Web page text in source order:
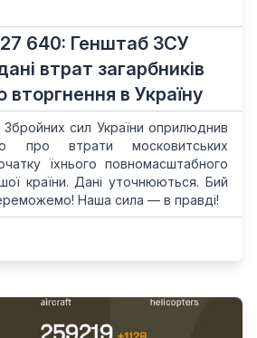
640: Генштаб ЗСУ
втрат загарбників
вторгнення в Україну
сил України оприлюднив
про втрати московитських
їхнього повномасштабного
країни. Дані уточнюються. Бий
Наша сила — в правді!